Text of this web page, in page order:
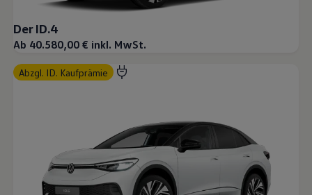
Der ID.4
Ab 40.580,00 € inkl. MwSt.
abzgl. ID. Kaufprämie